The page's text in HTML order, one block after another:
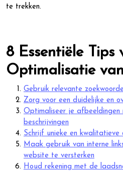
te trekken.
8 Essentiële Tips
Optimalisatie
Gebruik relevante
Zorg voor een duidelijke en
Optimaliseer je afbeeldingen
beschrijvingen
Schrijf unieke en
Maak gebruik van interne
website te versterken
Houd rekening met de